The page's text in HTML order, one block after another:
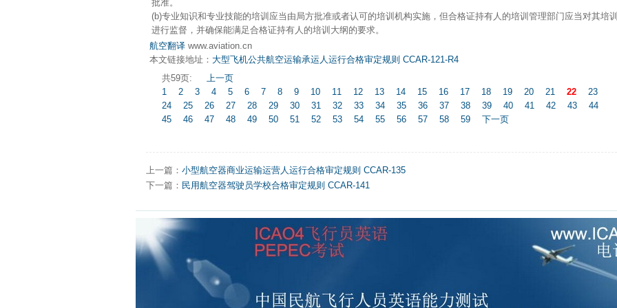
批准。
(b)专业知识和专业技能的培训应当由局方批准或者认可的培训机构实施，但合格证持有人的培训管理部门应当对其培
进行监督，并确保能满足合格证持有人的培训大纲的要求。
航空翻译 www.aviation.cn
本文链接地址： 大型飞机公共航空运输承运人运行合格审定规则 CCAR-121-R4
共59页:
上一页
1
2 3 4 5 6 7 8 9 10 11 12 13 14 15 16 17 18 19 20 21 22
23
24
25 26 27 28 29 30 31 32 33 34 35 36 37 38 39 40 41 42 43
44
45
46 47 48 49 50 51 52 53 54 55 56 57 58 59 下一页
上一篇： 小型航空器商业运输运营人运行合格审定规则 CCAR-135
下一篇： 民用航空器驾驶员学校合格审定规则 CCAR-141